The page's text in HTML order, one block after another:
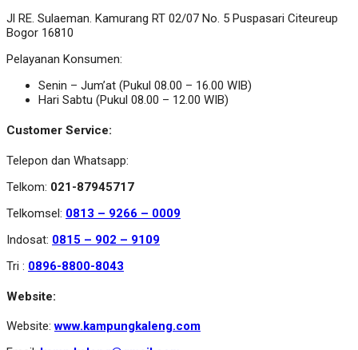
Jl RE. Sulaeman. Kamurang RT 02/07 No. 5 Puspasari Citeureup
Bogor 16810
Pelayanan Konsumen:
Senin – Jum’at (Pukul 08.00 – 16.00 WIB)
Hari Sabtu (Pukul 08.00 – 12.00 WIB)
Customer Service:
Telepon dan Whatsapp:
Telkom: 021-87945717
Telkomsel: 0813 – 9266 – 0009
Indosat: 0815 – 902 – 9109
Tri : 0896-8800-8043
Website:
Website:www.kampungkaleng.com